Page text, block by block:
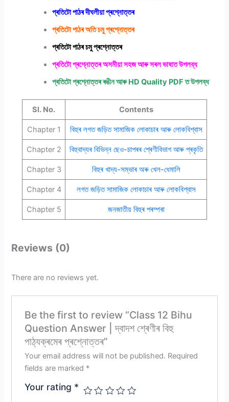
প্ৰতিটো পাঠৰ দীঘলীয়া প্ৰশ্নোত্তৰ
প্ৰতিটো পাঠৰ অতি চমু প্ৰশ্নোত্তৰ
প্ৰতিটো পাঠৰ চমু প্ৰশ্নোত্তৰ
প্ৰতিটো প্ৰশ্নোত্তৰ অসমীয়া সহজ আৰু সৰল ভাষাত উপলব্ধ
প্ৰতিটো প্ৰশ্নোত্তৰ ৰঙীন আৰুHD Quality PDFত উপলব্ধ
Sl. No. Contents
Chapter 1 বিহুৰ লগত জড়িত সামাজিক লোকাচাৰ আৰু লোকবিশ্বাস
Chapter 2 বিহুবাদ্যৰ বিভিন্ন ছেও-চাপৰৰ শ্ৰেণীবিভাগ আৰু প্ৰকৃতি
Chapter 3 বিহুৰ খাদ্য-সম্ভাৰ অৰু খেল-ধেমালি
Chapter 4 লগত জড়িত সামাজিক লোকাচাৰ আৰু লোকবিশ্বাস
Chapter 5 জনজাতীয় বিহুৰ পৰম্পৰা
Reviews (0)
There are no reviews yet.
Be the first to review “Class 12 Bihu
Question Answer | দ্বাদশ শ্ৰেণীৰ বিহু
পাঠ্যক্ৰমেৰ প্ৰশ্নোত্তৰ”
Your email address will not be published. Required
fields are marked *
Your rating *